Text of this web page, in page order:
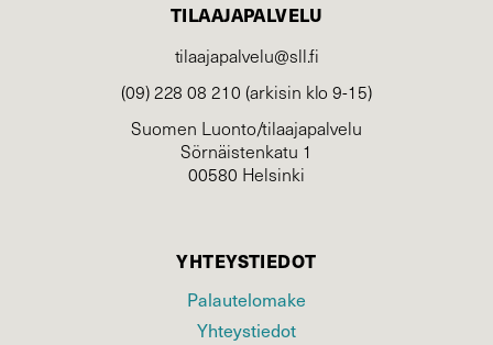
TILAAJAPALVELU
tilaajapalvelu@sll.fi
(09) 228 08 210 (arkisin klo 9-15)
Suomen Luonto/tilaajapalvelu
Sörnäistenkatu 1
00580 Helsinki
YHTEYSTIEDOT
Palautelomake
Yhteystiedot